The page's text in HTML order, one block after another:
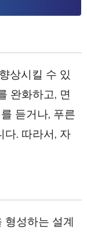
상시킬 수 있
완화하고, 면
듣거나, 푸른
다. 따라서, 자
형성하는 설계